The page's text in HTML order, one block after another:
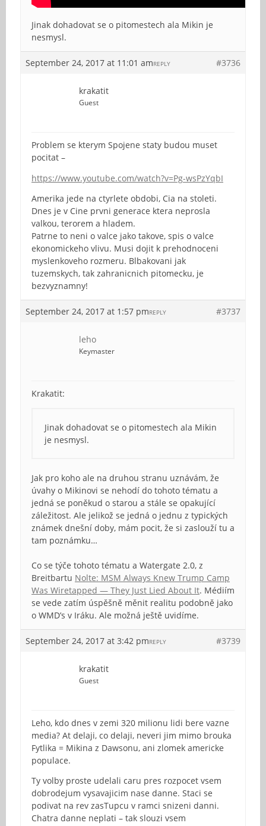
Jinak dohadovat se o pitomestech ala Mikin je
nesmysl.
September 24, 2017 at 11:01 am #3736
REPLY
krakatit
Guest
Problem se kterym Spojene staty budou muset
pocitat –
https://www.youtube.com/watch?v=Pg-wsPzYqbI
Amerika jede na ctyrlete obdobi, Cia na stoleti.
Dnes je v Cine prvni generace ktera neprosla
valkou, terorem a hladem.
Patrne to neni o valce jako takove, spis o valce
ekonomickeho vlivu. Musi dojit k prehodnoceni
myslenkoveho rozmeru. Blbakovani jak
tuzemskych, tak zahranicnich pitomecku, je
bezvyznamny!
September 24, 2017 at 1:57 pm #3737
REPLY
leho
Keymaster
Krakatit:
Jinak dohadovat se o pitomestech ala Mikin
je nesmysl.
Jak pro koho ale na druhou stranu uznávám, že
úvahy o Mikinovi se nehodí do tohoto tématu a
jedná se poněkud o starou a stále se opakující
záležitost. Ale jelikož se jedná o jednu z typických
známek dnešní doby, mám pocit, že si zaslouží tu a
tam poznámku…
Co se týče tohoto tématu a Watergate 2.0, z
Breitbartu Nolte: MSM Always Knew Trump Camp
Was Wiretapped — They Just Lied About It. Médiím
se vede zatím úspěšně měnit realitu podobně jako
o WMD’s v Iráku. Ale možná ještě uvidíme.
September 24, 2017 at 3:42 pm #3739
REPLY
krakatit
Guest
Leho, kdo dnes v zemi 320 milionu lidi bere vazne
media? At delaji, co delaji, neveri jim mimo brouka
Fytlika = Mikina z Dawsonu, ani zlomek americke
populace.
Ty volby proste udelali caru pres rozpocet vsem
dobrodejum vysavajicim nase danne. Staci se
podivat na rev zasTupcu v ramci snizeni danni.
Chatra danne neplati – tak slouzi vsem